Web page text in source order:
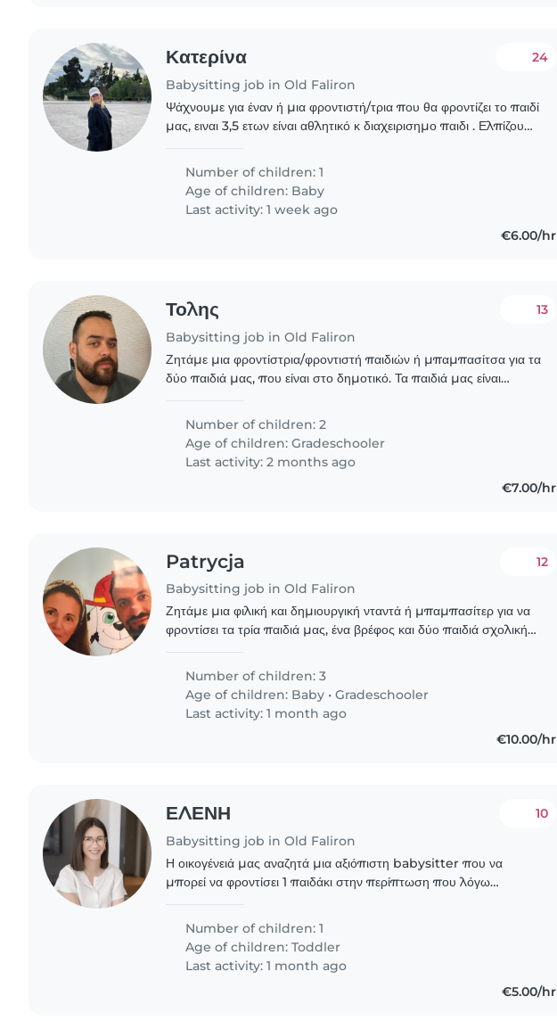
Κατερίνα
Babysitting job in Old Faliron
24
Ψάχνουμε για έναν ή μια φροντιστή/τρια που θα φροντίζει το παιδί
μας, ειναι 3,5 ετων είναι αθλητικό κ διαχειρισημο παιδι . Ελπίζουμε
Number of children: 1
Age of children: Baby
Last activity: 1 week ago
€6.00/hr
Τολης
Babysitting job in Old Faliron
13
Ζητάμε μια φροντίστρια/φροντιστή παιδιών ή μπαμπασίτσα για τα
δύο παιδιά μας, που είναι στο δημοτικό. Τα παιδιά μας είναι
Number of children: 2
Age of children:Gradeschooler
Last activity: 2 months ago
€7.00/hr
Patrycja
Babysitting job in Old Faliron
12
Ζητάμε μια φιλική και δημιουργική νταντά ή μπαμπασίτερ για να
φροντίσει τα τρία παιδιά μας, ένα βρέφος και δύο παιδιά σχολικής
Number of children: 3
Age of children: Baby •Gradeschooler
Last activity: 1 month ago
€10.00/hr
ΕΛΕΝΗ
Babysitting job in Old Faliron
10
Η οικογένειά μας αναζητά μια αξιόπιστη babysitter που να
μπορεί να φροντίσει 1 παιδάκι στην περίπτωση που λόγω
Δευτέρα..
Number of children: 1
Age of children:Toddler
Last activity: 1 month ago
€5.00/hr